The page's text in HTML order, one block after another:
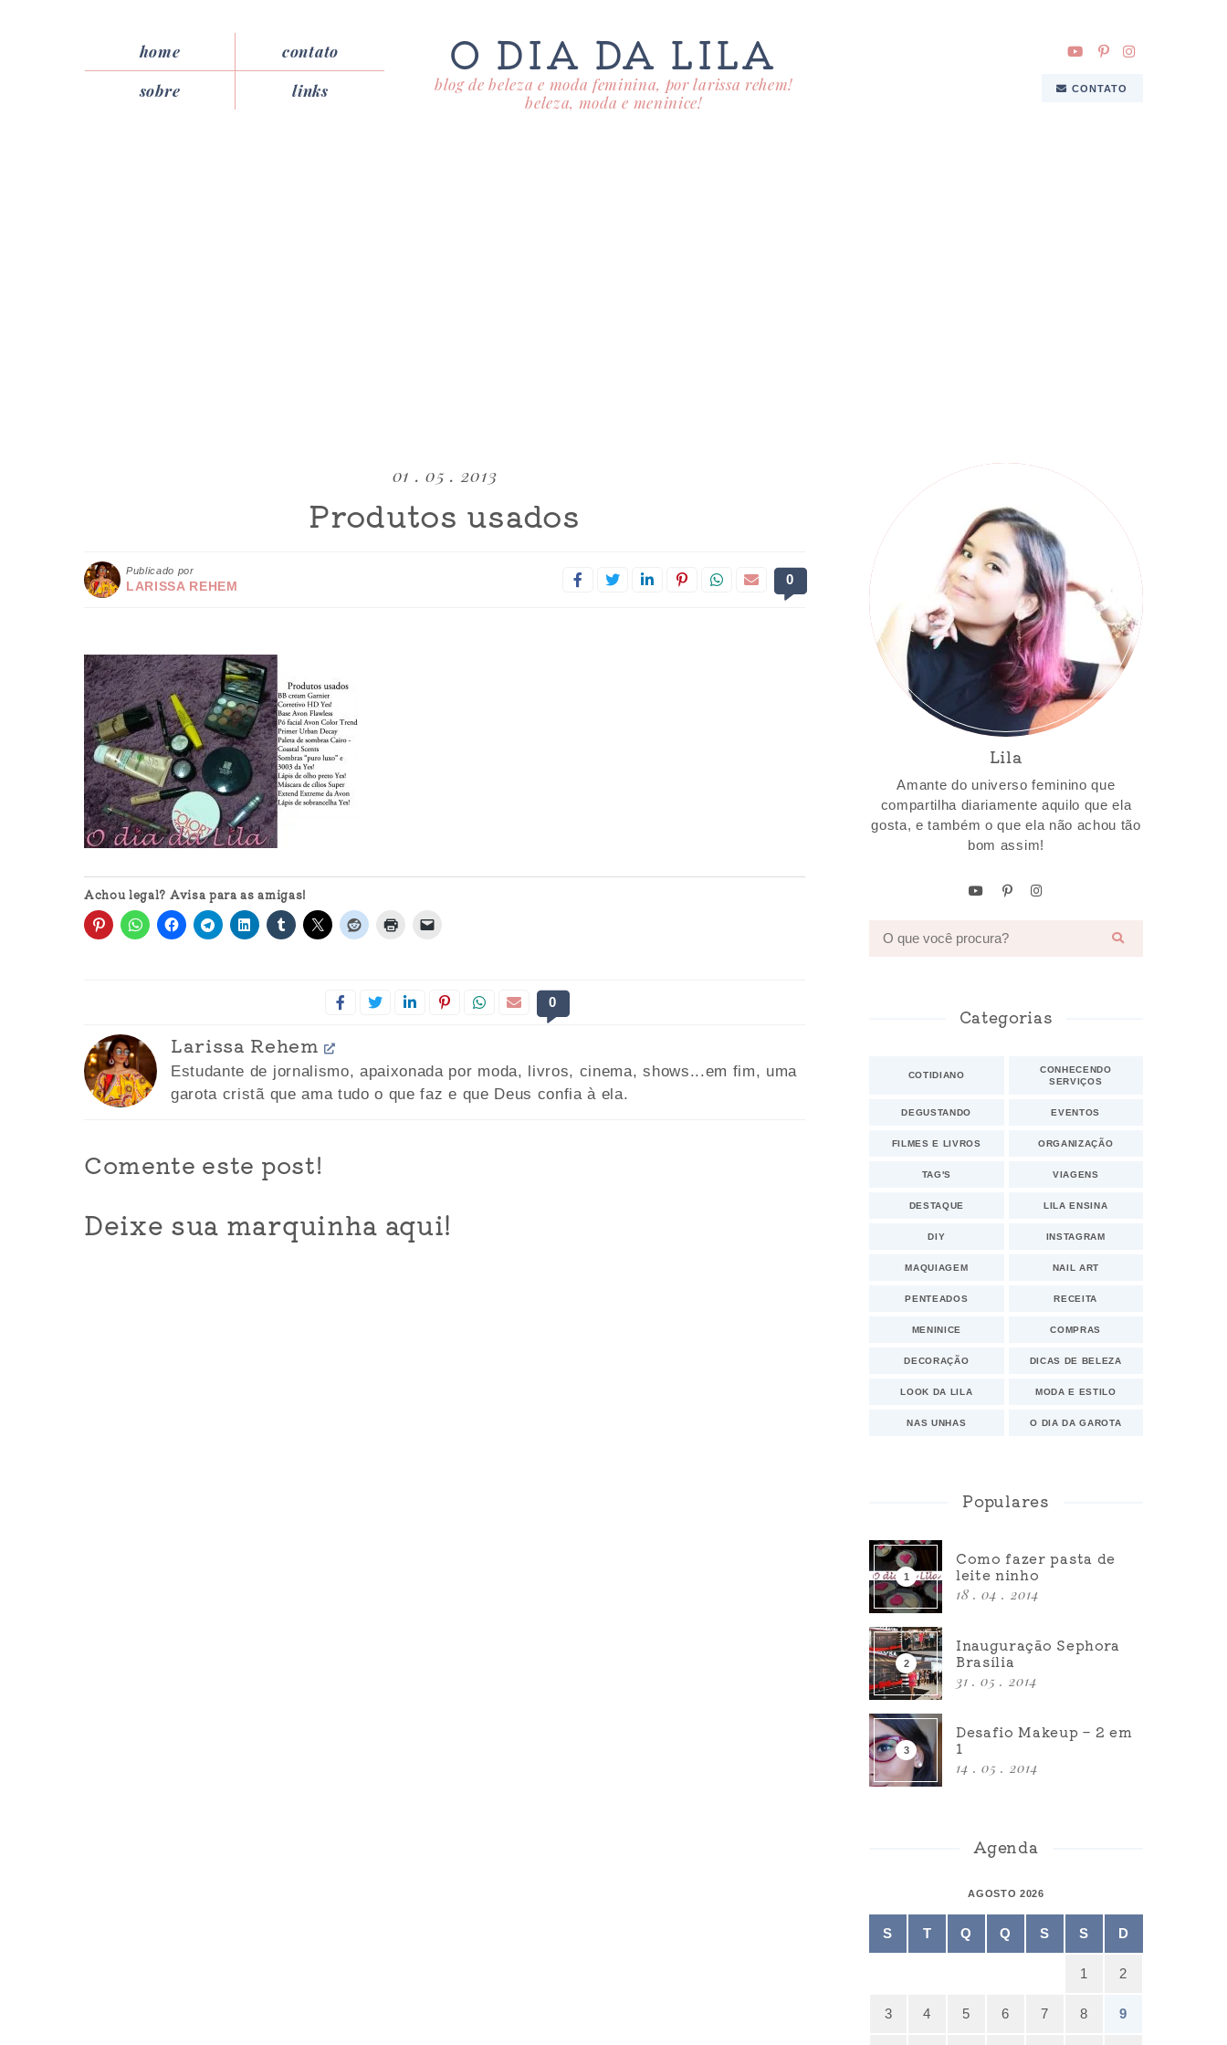
home
contato
sobre
links
O DIA DA LILA
blog de beleza e moda feminina, por larissa rehem!
beleza, moda e meninice!
CONTATO
01 . 05 . 2013
Produtos usados
Publicado por
LARISSA REHEM 0
Achou legal? Avisa para as amigas!
0
Larissa Rehem
Estudante de jornalismo, apaixonada por moda, livros, cinema, shows...em fim, uma
garota cristã que ama tudo o que faz e que Deus confia à ela.
Comente este post!
Deixe sua marquinha aqui!
Lila
Amante do universo feminino que
compartilha diariamente aquilo que ela
gosta, e também o que ela não achou tão
bom assim!
Categorias
COTIDIANO
CONHECENDO
SERVIÇOS
DEGUSTANDO EVENTOS
FILMES E LIVROS ORGANIZAÇÃO
TAG'S VIAGENS
DESTAQUE LILA ENSINA
DIY INSTAGRAM
MAQUIAGEM NAIL ART
PENTEADOS RECEITA
MENINICE COMPRAS
DECORAÇÃO DICAS DE BELEZA
LOOK DA LILA MODA E ESTILO
NAS UNHAS O DIA DA GAROTA
Populares
Como fazer pasta de
leite ninho
18 . 04 . 2014
Inauguração Sephora
Brasília
31 . 05 . 2014
Desafio Makeup – 2 em
1
14 . 05 . 2014
Agenda
AGOSTO 2026
S T Q Q S S D
1 2
3 4 5 6 7 8 9